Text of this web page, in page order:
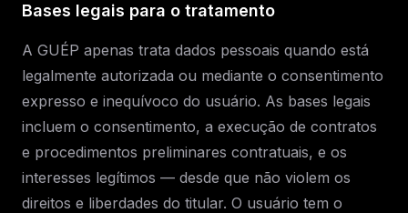
Bases legais para o tratamento
A GUÉP apenas trata dados pessoais quando está
legalmente autorizada ou mediante o consentimento
expresso e inequívoco do usuário. As bases legais
incluem o consentimento, a execução de contratos
e procedimentos preliminares contratuais, e os
interesses legítimos — desde que não violem os
direitos e liberdades do titular. O usuário tem o